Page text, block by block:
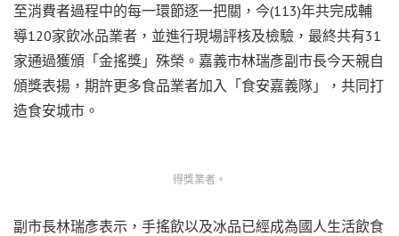
至消費者過程中的每一環節逐一把關，今(113)年共完成輔
導120家飲冰品業者，並進行現場評核及檢驗，最終共有31
家通過獲頒「金搖獎」殊榮。嘉義市林瑞彥副市長今天親自
頒獎表揚，期許更多食品業者加入「食安嘉義隊」，共同打
造食安城市。
得獎業者。
副市長林瑞彥表示，手搖飲以及冰品已經成為國人生活飲食